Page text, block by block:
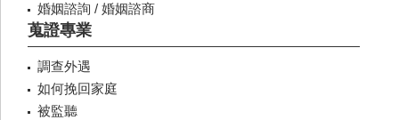
婚姻諮詢 / 婚姻諮商
蒐證專業
調查外遇
如何挽回家庭
被監聽